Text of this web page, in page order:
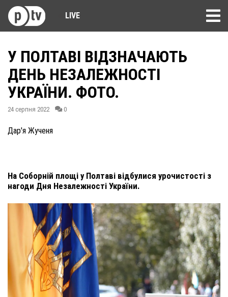
LIVE
У ПОЛТАВІ ВІДЗНАЧАЮТЬ
ДЕНЬ НЕЗАЛЕЖНОСТІ
УКРАЇНИ. ФОТО.
24 серпня 2022 0
Дар'я Жученя
На Соборній площі у Полтаві відбулися урочистості з
нагоди Дня Незалежності України.